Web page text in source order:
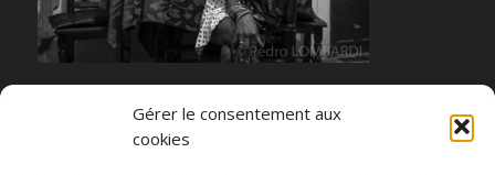
Gérer le consentement aux
cookies